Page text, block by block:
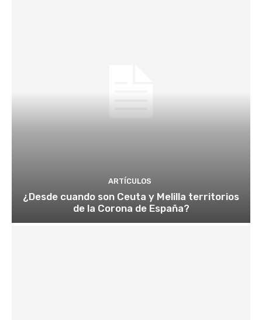
ARTÍCULOS
¿Desde cuando son Ceuta y Melilla territorios
de la Corona de España?